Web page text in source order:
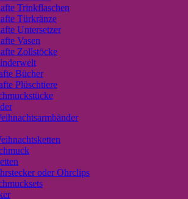
Trinkflaschen
Türkränze
Untersetzer
Vasen
Zollstöcke
Bücher
Plüschtiere
oder Ohrclips